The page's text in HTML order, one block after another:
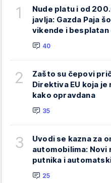
1
Nude platu i od
javlja: Gazda Paja
vikende i
40
2
Zašto su čepovi
Direktiva EU koja
kako opravdana
35
3
Uvodi se kazna za
automobilima:
putnika i
25